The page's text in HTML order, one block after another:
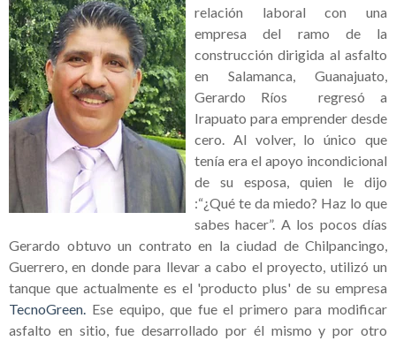
relación laboral con una
empresa del ramo de la
construcción dirigida al asfalto
en Salamanca, Guanajuato,
Gerardo Ríos regresó a
Irapuato para emprender desde
cero. Al volver, lo único que
tenía era el apoyo incondicional
de su esposa, quien le dijo
:“¿Qué te da miedo? Haz lo que
sabes hacer”. A los pocos días
Gerardo obtuvo un contrato en la ciudad de Chilpancingo,
Guerrero, en donde para llevar a cabo el proyecto, utilizó un
tanque que actualmente es el 'producto plus' de su empresa
TecnoGreen. Ese equipo, que fue el primero para modificar
asfalto en sitio, fue desarrollado por él mismo y por otro